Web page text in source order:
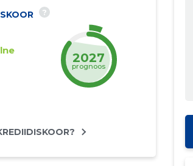
?
2027
prognoos